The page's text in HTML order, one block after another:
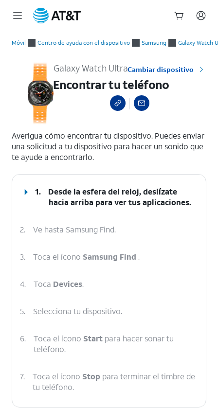
Móvil Centro de ayuda con el dispositivo Samsung Galaxy Watch
Galaxy Watch UltraCambiar dispositivo
Encontrar tu teléfono
Averigua cómo encontrar tu dispositivo. Puedes enviar
una solicitud a tu dispositivo para hacer un sonido que
te ayude a encontrarlo.
1.
Desde la esfera del reloj, deslízate
hacia arriba para ver tus aplicaciones.
2. Ve hasta Samsung Find.
3. Toca el ícono Samsung Find .
4. Toca Devices.
5. Selecciona tu dispositivo.
6. Toca el ícono Start para hacer sonar tu
teléfono.
7. Toca el ícono Stop para terminar el timbre de
tu teléfono.